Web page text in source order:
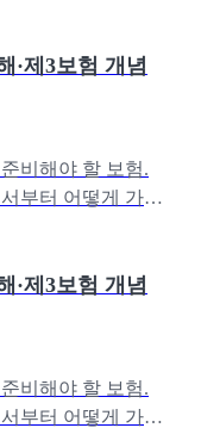
·제3보험 개념
비해야 할 보험.
부터 어떻게 가입
·제3보험 개념
비해야 할 보험.
부터 어떻게 가입